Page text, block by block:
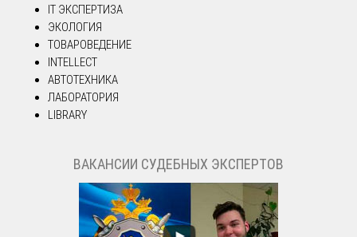
IT ЭКСПЕРТИЗА
ЭКОЛОГИЯ
ТОВАРОВЕДЕНИЕ
INTELLECT
АВТОТЕХНИКА
ЛАБОРАТОРИЯ
LIBRARY
ВАКАНСИИ СУДЕБНЫХ ЭКСПЕРТОВ